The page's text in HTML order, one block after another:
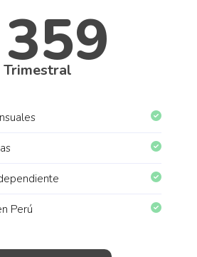
359
Trimestral
Perú